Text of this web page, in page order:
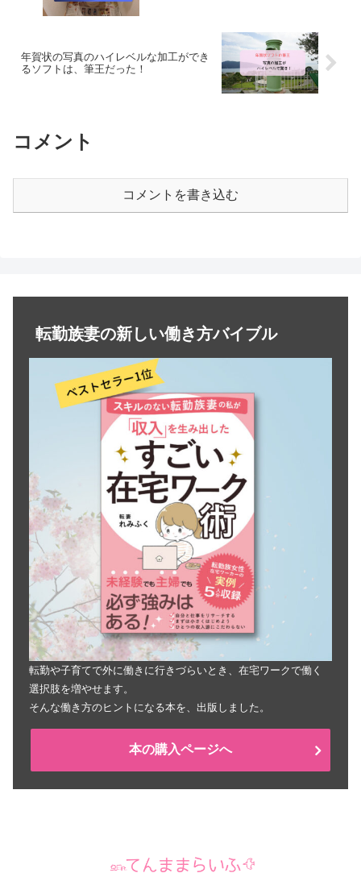
年賀状の写真のハイレベルな加工ができ
るソフトは、筆王だった！
コメント
コメントを書き込む
転勤族妻の新しい働き方バイブル
転勤や子育てで外に働きに行きづらいとき、在宅ワークで働く
選択肢を増やせます。
そんな働き方のヒントになる本を、出版しました。
本の購入ページへ